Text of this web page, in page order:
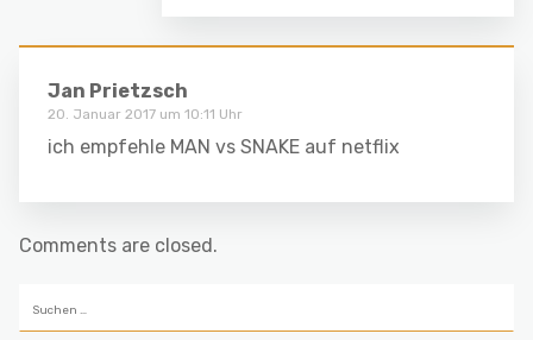
Jan Prietzsch
20. Januar 2017 um 10:11 Uhr
ich empfehle MAN vs SNAKE auf netflix
Comments are closed.
nach: